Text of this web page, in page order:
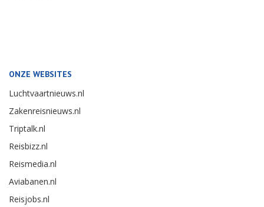
ONZE WEBSITES
Luchtvaartnieuws.nl
Zakenreisnieuws.nl
Triptalk.nl
Reisbizz.nl
Reismedia.nl
Aviabanen.nl
Reisjobs.nl